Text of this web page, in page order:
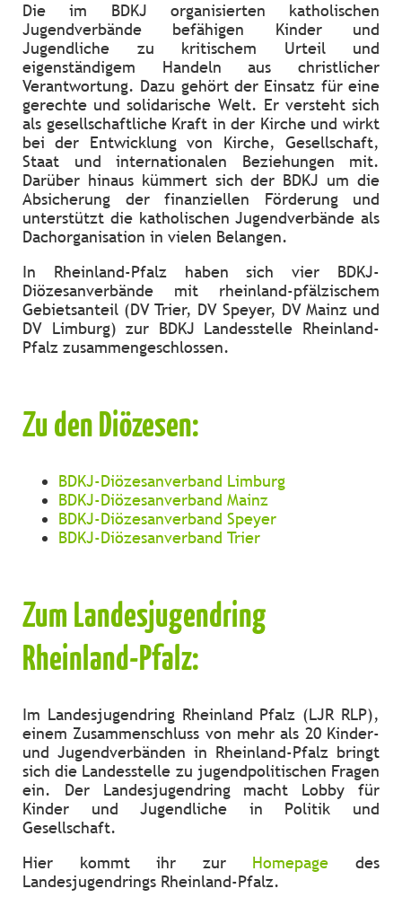
Die im BDKJ organisierten katholischen
Jugendverbände befähigen Kinder und
Jugendliche zu kritischem Urteil und
eigenständigem Handeln aus christlicher
Verantwortung. Dazu gehört der Einsatz für eine
gerechte und solidarische Welt. Er versteht sich
als gesellschaftliche Kraft in der Kirche und wirkt
bei der Entwicklung von Kirche, Gesellschaft,
Staat und internationalen Beziehungen mit.
Darüber hinaus kümmert sich der BDKJ um die
Absicherung der finanziellen Förderung und
unterstützt die katholischen Jugendverbände als
Dachorganisation in vielen Belangen.
In Rheinland-Pfalz haben sich vier BDKJ-
Diözesanverbände mit rheinland-pfälzischem
Gebietsanteil (DV Trier, DV Speyer, DV Mainz und
DV Limburg) zur BDKJ Landesstelle Rheinland-
Pfalz zusammengeschlossen.
Zu den Diözesen:
BDKJ-Diözesanverband Limburg
BDKJ-Diözesanverband Mainz
BDKJ-Diözesanverband Speyer
BDKJ-Diözesanverband Trier
Zum Landesjugendring
Rheinland-Pfalz:
Im Landesjugendring Rheinland Pfalz (LJR RLP),
einem Zusammenschluss von mehr als 20 Kinder-
und Jugendverbänden in Rheinland-Pfalz bringt
sich die Landesstelle zu jugendpolitischen Fragen
ein. Der Landesjugendring macht Lobby für
Kinder und Jugendliche in Politik und
Gesellschaft.
Hier kommt ihr zur Homepage des
Landesjugendrings Rheinland-Pfalz.